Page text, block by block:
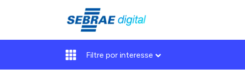
Filtre por interesse